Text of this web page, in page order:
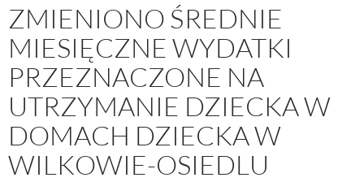
ZMIENIONO ŚREDNIE
MIESIĘCZNE WYDATKI
PRZEZNACZONE NA
UTRZYMANIE DZIECKA W
DOMACH DZIECKA W
WILKOWIE-OSIEDLU